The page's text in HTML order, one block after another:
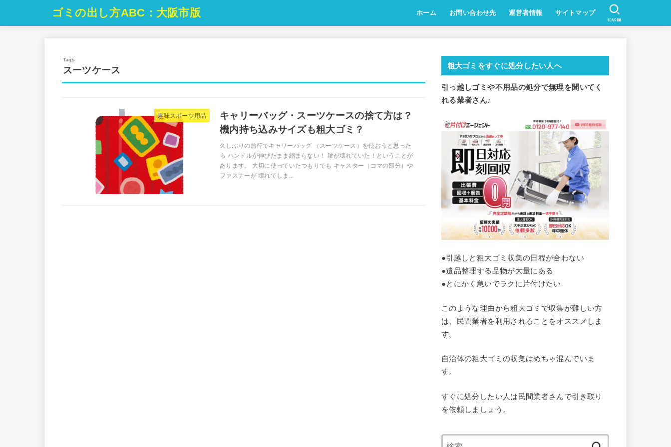
ゴミの出し方ABC：大阪市版 ホーム お問い合わせ先 運営者情報 サイトマップ
SEARCH
スーツケース
趣味スポーツ用品
キャリーバッグ・スーツケースの捨て方は？
機内持ち込みサイズも粗大ゴミ？
久しぶりの旅行でキャリーバッグ （スーツケース）を使おうと思った
ら ハンドルが伸びたまま縮まらない！ 鍵が壊れていた！ということが
あります。 大切に使っていたつもりでも キャスター（コマの部分）や
ファスナーが 壊れてしま...
粗大ゴミをすぐに処分したい人へ
引っ越しゴミや不用品の処分で無理を聞いてく
れる業者さん♪
●引越しと粗大ゴミ収集の日程が合わない
●遺品整理する品物が大量にある
●とにかく急いでラクに片付けたい
このような理由から粗大ゴミで収集が難しい方
は、民間業者を利用されることをオススメしま
す。
自治体の粗大ゴミの収集はめちゃ混んでいま
す。
すぐに処分したい人は民間業者さんで引き取り
を依頼しましょう。